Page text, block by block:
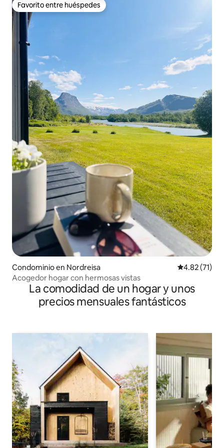
Favorito entre huéspedes
Favorito entre huéspedes
Condominio en Nordreisa Calificación
4.82 (71)
Acogedor hogar con hermosas vistas
La comodidad de un hogar y unos
precios mensuales fantásticos